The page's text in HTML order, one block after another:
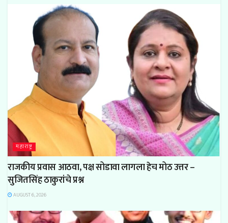
महाराष्ट्र
राजकीय प्रवास आठवा, पक्ष सोडावा लागला हेच मोठ उत्तर –
सुजितसिंह ठाकुरांचे प्रश्न
AUGUST 6, 2026